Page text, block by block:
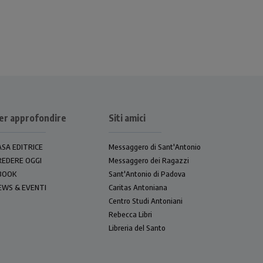
approfondire
EDITRICE
OGGI
& EVENTI
Siti amici
Messaggero di Sant'Antonio
Messaggero dei Ragazzi
Sant'Antonio di Padova
Caritas Antoniana
Centro Studi Antoniani
Rebecca Libri
Libreria del Santo